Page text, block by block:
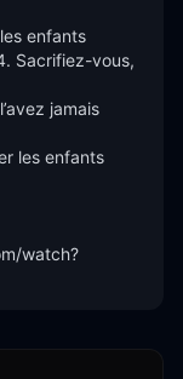
enfants
Sacrifiez-vous,
jamais
les enfants